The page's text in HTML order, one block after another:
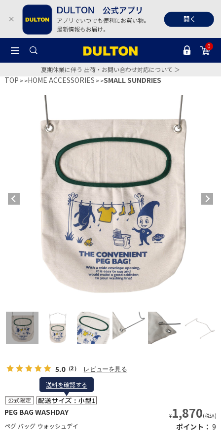
0
夏期休業に伴う 出荷・お問い合わせ対応について ＞
TOP >HOME ACCESSORIES >SMALL SUNDRIES
5.0（2） レビューを見る
送料を確認する
送料を確認する
PEG BAG WASHDAY
ペグ バッグ ウォッシュデイ
¥1,870(税込)
ポイント： 9